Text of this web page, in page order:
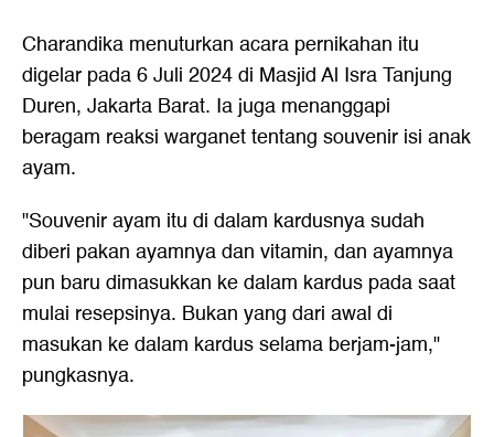
Charandika menuturkan acara pernikahan itu
digelar pada 6 Juli 2024 di Masjid Al Isra Tanjung
Duren, Jakarta Barat. Ia juga menanggapi
beragam reaksi warganet tentang souvenir isi anak
ayam.
"Souvenir ayam itu di dalam kardusnya sudah
diberi pakan ayamnya dan vitamin, dan ayamnya
pun baru dimasukkan ke dalam kardus pada saat
mulai resepsinya. Bukan yang dari awal di
masukan ke dalam kardus selama berjam-jam,"
pungkasnya.